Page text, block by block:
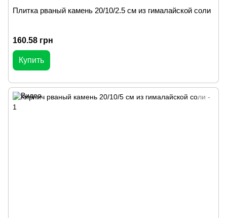
Плитка рваный камень 20/10/2.5 см из гималайской соли
160.58 грн
Купить